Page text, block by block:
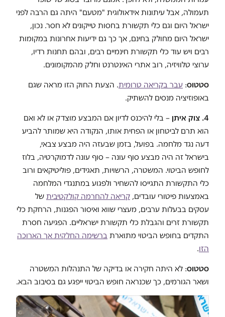
תעמולה, אבל עיתונות אידאולוגית "מטעם" היתה גם הרבה לפני
ישראל היום וגם כלי תקשורת בחסות טייקונים לא חסר. נכון,
ישראל היום מחולק בחינם, אך כך גם ידיעות אחרונות במקומות
רבים ויש עוד כלי תקשורת חינמיים רבים, ובהם תחנות רדיו,
ערוצי טלוויזיה, רוב אתרי האינטרנט וחלק מהמקומונים.
סטטוס: עבר בקריאה טרומית. הצעת החוק הזו מראה שגם
באופוזיציה מנסים להשתיק.
4. צוק איתן
– בלי להיכנס לדיון אם המבצע מוצדק או לא ואם
הוא תרם לביטחון או הפחית אותו, הנקודה היא שמותר להביע
דעה נגד מלחמה. בפועל, בזמן שבעזה היה מבצע צבאי,
בישראל זה היה מבצע סוף עונה – סוף עונה לדמוקרטיה, בלוז
לחופש הביטוי. המשטרה, הרשויות, תאגידים, פוליטיקאים ורוב
כלי התקשורת התגייסו להשחיר ולפגוע במתנגדי המלחמה
באמצעות פיטורי עובדים, קריאה להחרמה קולקטיבית של
עסקים בבעלות ערבים, מעצרי שווא ואיסור הפגנות, הרחקת כלי
תקשורת זרים והגבלת כלי תקשורת ישראליים. הפגיעה חסרת
התקדים בחופש הביטוי מתוארת ברשימה החלקית אך הארוכה
הזו.
סטטוס: לא היתה חקירה או בדיקה של התנהלות המשטרה
ושאר הגורמים, כך שכנראה חופש הביטוי ייפגע גם בסיבוב הבא.